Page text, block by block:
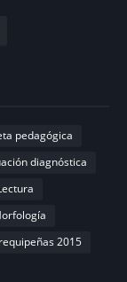
pedagógica
diagnóstica
2015